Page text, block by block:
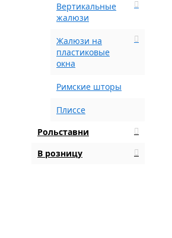
Вертикальные
жалюзи
Жалюзи на
пластиковые
окна
Римские шторы
Плиссе
Рольставни
В розницу